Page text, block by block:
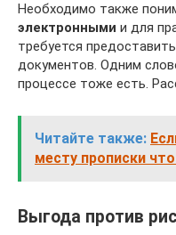
Необходимо также
электронными и для
требуется
документов. Одним
процессе тоже есть.
Читайте также:
месту прописки
Выгода против